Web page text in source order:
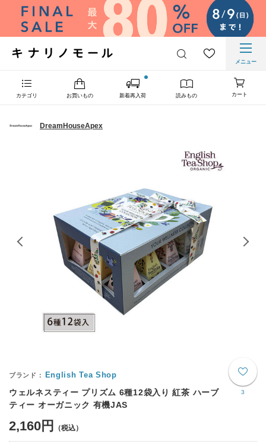
メニュー
カテゴリ お買いもの 新着再入荷 読みもの カート
DreamHouseApex
3
English Tea Shop
ウェルネスティー プリズム 6種12袋入り 紅茶 ハーブ
ティー オーガニック 有機JAS
2,160円